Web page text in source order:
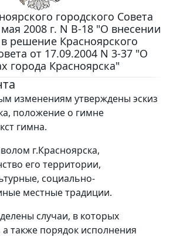
городского Совета
2008 г. N В-18 "О внесении
решение Красноярского
от 17.09.2004 N 3-37 "О
города Красноярска"
изменениям утверждены эскиз
положение о гимне
гимна.
г.Красноярска,
его территории,
социально-
местные традиции.
случаи, в которых
также порядок исполнения